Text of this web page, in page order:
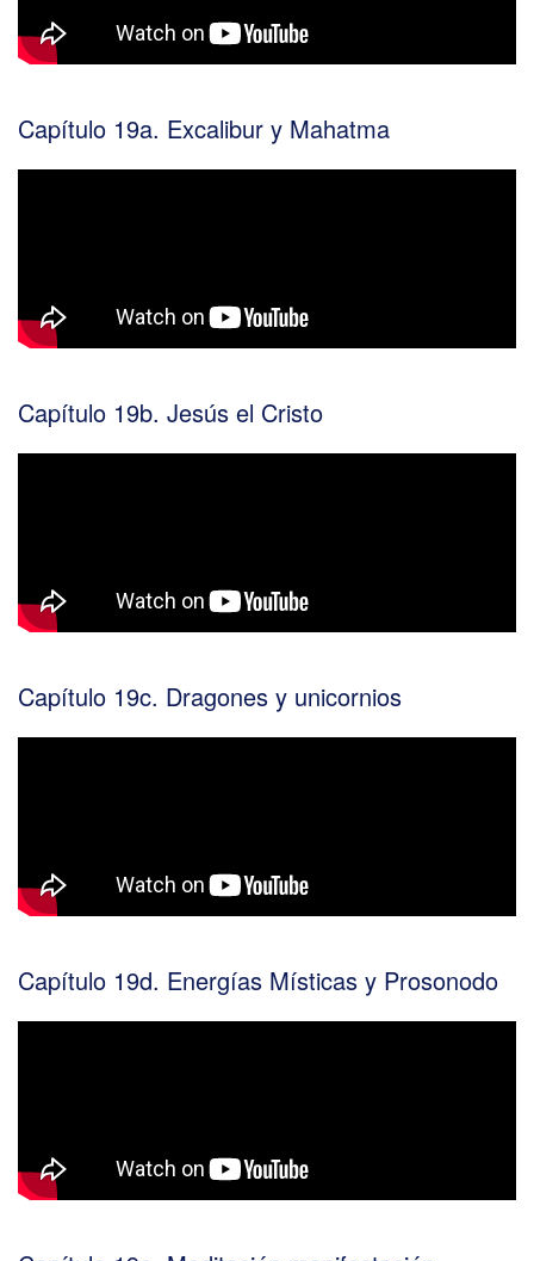
Capítulo 19a. Excalibur y Mahatma
Capítulo 19b. Jesús el Cristo
Capítulo 19c. Dragones y unicornios
Capítulo 19d. Energías Místicas y Prosonodo